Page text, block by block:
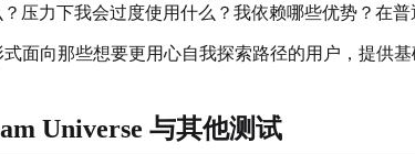
压力下我会过度使用什么？我依赖哪些优势？在
式面向那些想要更用心自我探索路径的用户，提供
Universe 与其他测试